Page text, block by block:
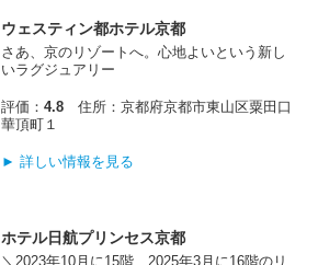
ウェスティン都ホテル京都
さあ、京のリゾートへ。心地よいという新し
いラグジュアリー
評価：4.8 住所：京都府京都市東山区粟田口
華頂町１
► 詳しい情報を見る
ホテル日航プリンセス京都
＼2023年10月に15階、2025年3月に16階のリ